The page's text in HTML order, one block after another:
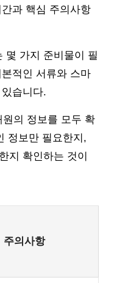
과 핵심 주의사항
몇 가지 준비물이 필
적인 서류와 스마
습니다.
의 정보를 모두 확
정보만 필요한지,
지 확인하는 것이
주의사항